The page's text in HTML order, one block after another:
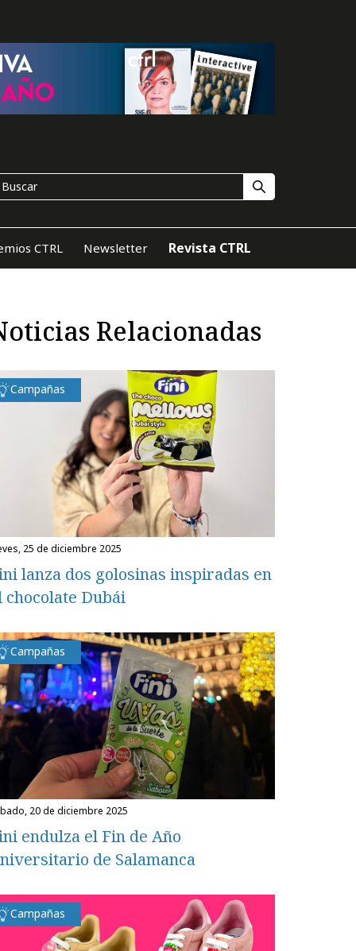
CTRL Newsletter Revista CTRL
Relacionadas
Campañas
25 de diciembre 2025
lanza dos golosinas inspiradas en
chocolate Dubái
Campañas
20 de diciembre 2025
endulza el Fin de Año
de Salamanca
Campañas